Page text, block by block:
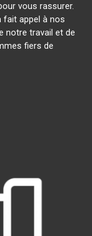
vous rassurer.
fait appel à nos
notre travail et de
fiers de